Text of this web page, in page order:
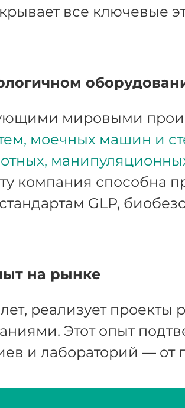
все ключевые
мировыми
моечных машин и
компания способна
GLP,
на рынке
реализует
Этот опыт
и лабораторий — от